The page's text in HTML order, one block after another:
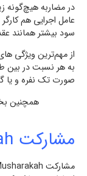
در مضاربه هيچ‌گونه
عامل اجرايي هم
سود بيشتر همانند
از مهم‌ترين ويژگي
به هر نسبت در بین
صورت تک نفره و يا
همچنین
مشاركت Musharakah